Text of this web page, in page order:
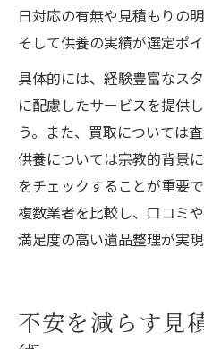
日対応の有無や見積もりの
そして供養の実績が選定ポ
具体的には、経験豊富なス
に配慮したサービスを提供
う。また、買取については
供養については宗教的背景
をチェックすることが重要
複数業者を比較し、口コミ
満足度の高い遺品整理が実現
不安を減らす見